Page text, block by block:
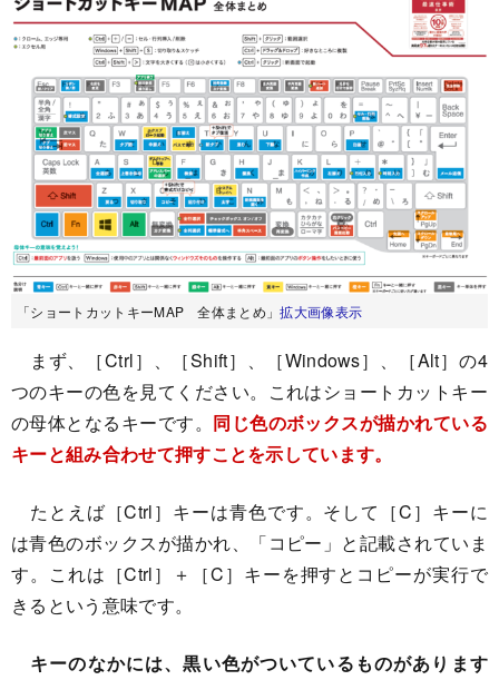
「ショートカットキーMAP 全体まとめ」拡大画像表示
まず、［Ctrl］、［Shift］、［Windows］、［Alt］の4
つのキーの色を見てください。これはショートカットキー
の母体となるキーです。 同じ色のボックスが描かれている
キーと組み合わせて押すことを示しています。
たとえば［Ctrl］キーは青色です。そして［C］キーに
は青色のボックスが描かれ、「コピー」と記載されていま
す。これは［Ctrl］＋［C］キーを押すとコピーが実行で
きるという意味です。
キーのなかには、黒い色がついているものがあります